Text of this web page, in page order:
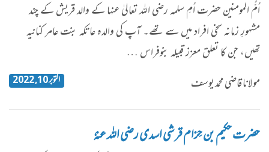
اُمُّ المومنین حضرت اُمِ سلمہ رضی اللہ تعالیٰ عنہا کے والد قریش کے چند
مشہورِ زمانہ سخی افراد میں سے تھے۔ آپ کی والدہ عاتکہ بنت عامر کنانیہ
تھیں، جن کا تعلق معزز قبیلہ بنوفراس …
مولانا قاضی محمد یوسف
اکتوبر 10, 2022
حضرت حکیم بن حِزام قرشی اسدی رضی اللہ عنہٗ